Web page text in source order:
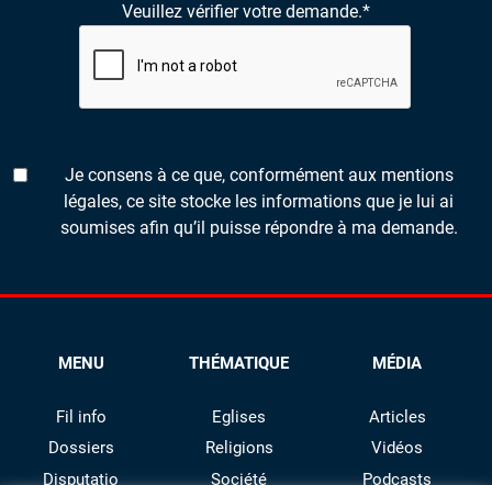
Veuillez vérifier votre demande.*
Je consens à ce que, conformément aux mentions
légales, ce site stocke les informations que je lui ai
soumises afin qu’il puisse répondre à ma demande.
MENU
Fil info
Dossiers
Disputatio
THÉMATIQUE
Eglises
Religions
Société
MÉDIA
Articles
Vidéos
Podcasts